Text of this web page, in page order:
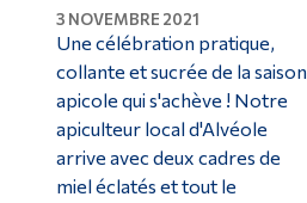
3 NOVEMBRE 2021
Une célébration pratique,
collante et sucrée de la saison
apicole qui s'achève ! Notre
apiculteur local d'Alvéole
arrive avec deux cadres de
miel éclatés et tout le